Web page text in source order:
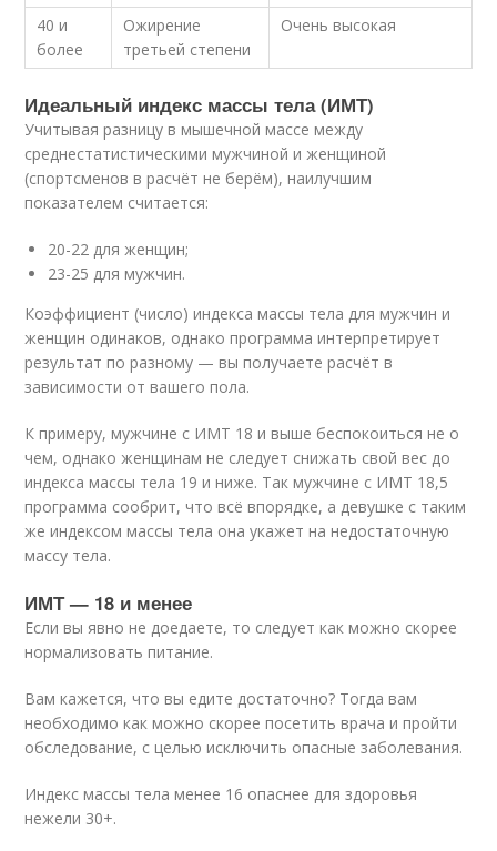
40 и
более
Ожирение
третьей степени
Очень высокая
Идеальный индекс массы тела (ИМТ)
Учитывая разницу в мышечной массе между
среднестатистическими мужчиной и женщиной
(спортсменов в расчёт не берём), наилучшим
показателем считается:
20-22 для женщин;
23-25 для мужчин.
Коэффициент (число) индекса массы тела для мужчин и
женщин одинаков, однако программа интерпретирует
результат по разному — вы получаете расчёт в
зависимости от вашего пола.
К примеру, мужчине с ИМТ 18 и выше беспокоиться не о
чем, однако женщинам не следует снижать свой вес до
индекса массы тела 19 и ниже. Так мужчине с ИМТ 18,5
программа сообрит, что всё впорядке, а девушке с таким
же индексом массы тела она укажет на недостаточную
массу тела.
ИМТ — 18 и менее
Если вы явно не доедаете, то следует как можно скорее
нормализовать питание.
Вам кажется, что вы едите достаточно? Тогда вам
необходимо как можно скорее посетить врача и пройти
обследование, с целью исключить опасные заболевания.
Индекс массы тела менее 16 опаснее для здоровья
нежели 30+.